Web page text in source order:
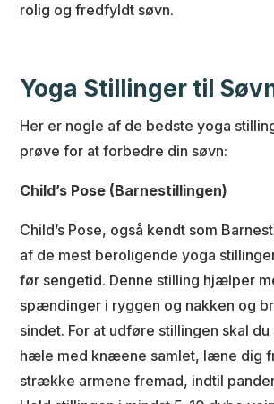
rolig og fredfyldt søvn.
Yoga Stillinger til
Her er nogle af de bedste yoga
prøve for at forbedre din søvn:
Child’s Pose (Barnestillingen)
Child’s Pose, også kendt som
af de mest beroligende yoga
før sengetid. Denne stilling hjælper
spændinger i ryggen og nakken og
sindet. For at udføre stillingen skal
hæle med knæene samlet, læne dig
strække armene fremad, indtil